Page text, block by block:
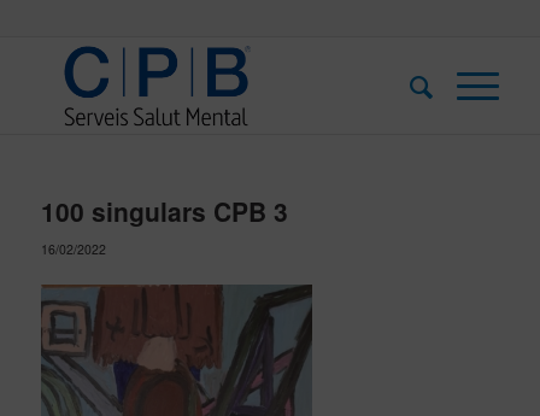
100 singulars CPB 3
16/02/2022